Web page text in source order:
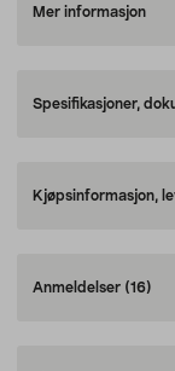
Mer informasjon
Spesifikasjoner,
Kjøpsinformasjon,
Anmeldelser (16)